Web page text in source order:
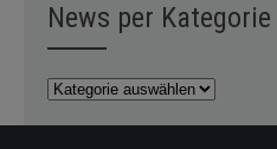
News per Kategorie
News